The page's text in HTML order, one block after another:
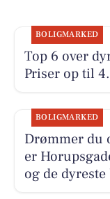
BOLIGMARKED
Top 6 over
Priser op til
BOLIGMARKED
Drømmer du
er
og de